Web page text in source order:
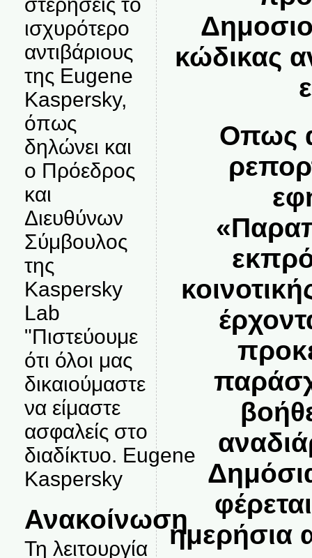
ισχυρότερο
αντιβάριους
της Eugene
Kaspersky,
όπως
δηλώνει και
ο Πρόεδρος
και
Διευθύνων
Σύμβουλος
της
Kaspersky
Lab
"Πιστεύουμε
ότι όλοι μας
δικαιούμαστε
να είμαστε
ασφαλείς στο
διαδίκτυο. Eugene
Kaspersky
Ανακοίνωση
Τη λειτουργία
κώδικας
Οπως
ημερήσια